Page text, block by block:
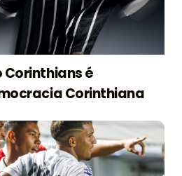
é
Corinthiana